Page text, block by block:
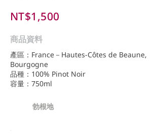
NT$1,500
商品資料
產區：France－Hautes-Côtes de Beaune,
Bourgogne
品種：100% Pinot Noir
容量：750ml
勃根地